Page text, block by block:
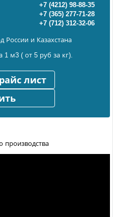
+7 (4212) 98-88-35
+7 (365) 277-71-28
+7 (712) 312-32-06
России и Казахстана
1 м3 ( от 5 руб за кг).
лист
производства